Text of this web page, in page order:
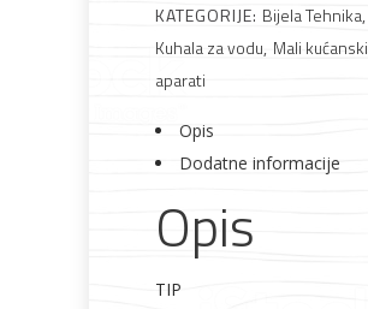
KATEGORIJE: Bijela Tehnika,
Kuhala za vodu, Mali kućanski
aparati
Opis
Dodatne informacije
Opis
TIP